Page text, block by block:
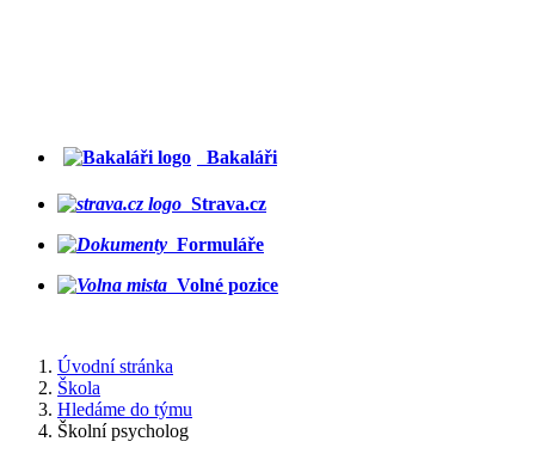
Bakaláři
Strava.cz
Formuláře
Volné pozice
Úvodní stránka
Škola
Hledáme do týmu
Školní psycholog